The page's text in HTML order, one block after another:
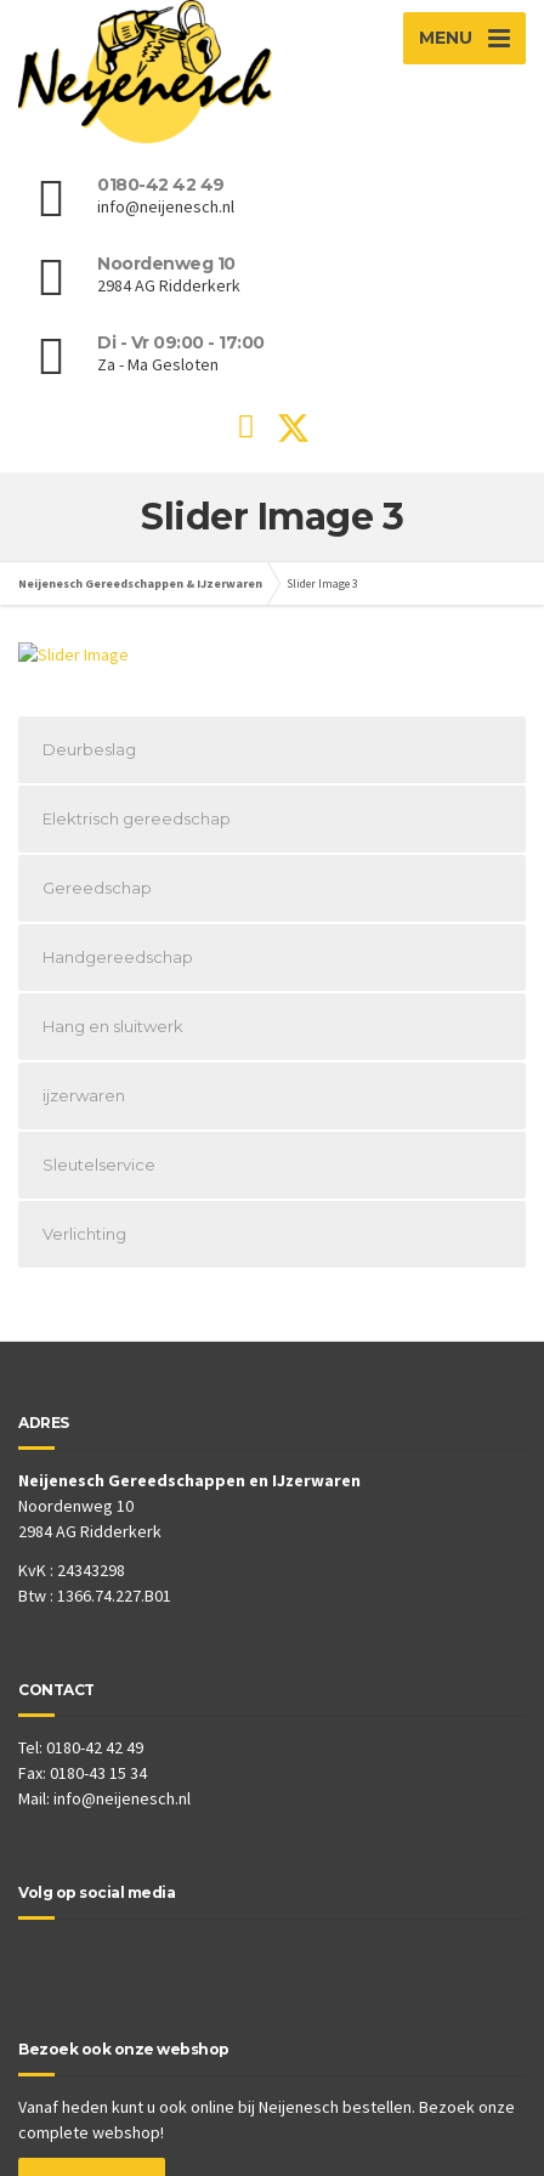
MENU
0180-42 42 49
info@neijenesch.nl
Noordenweg 10
2984 AG Ridderkerk
Di - Vr 09:00 - 17:00
Za - Ma Gesloten
Slider Image 3
Neijenesch Gereedschappen & IJzerwaren Slider Image 3
Deurbeslag
Elektrisch gereedschap
Gereedschap
Handgereedschap
Hang en sluitwerk
ijzerwaren
Sleutelservice
Verlichting
ADRES
Neijenesch Gereedschappen en IJzerwaren
Noordenweg 10
2984 AG Ridderkerk
KvK : 24343298
Btw : 1366.74.227.B01
CONTACT
Tel: 0180-42 42 49
Fax: 0180-43 15 34
Mail: info@neijenesch.nl
Volg op social media
Bezoek ook onze webshop
Vanaf heden kunt u ook online bij Neijenesch bestellen. Bezoek onze
complete webshop!